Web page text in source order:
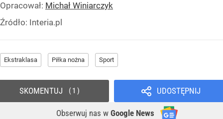
Opracował: Michał Winiarczyk
Źródło: Interia.pl
Ekstraklasa Piłka nożna Sport
UDOSTĘPNIJ
Obserwuj nas w Google News
SKOMENTUJ 1